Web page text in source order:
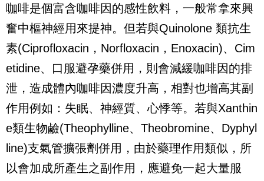
咖啡是個富含咖啡因的感性飲料，一般常拿來興
奮中樞神經用來提神。但若與Quinolone 類抗生
素(Ciprofloxacin，Norfloxacin，Enoxacin)、Cim
etidine、口服避孕藥併用，則會減緩咖啡因的排
泄，造成體內咖啡因濃度升高，相對也增高其副
作用例如：失眠、神經質、心悸等。若與Xanthin
e類生物鹼(Theophylline、Theobromine、Dyphyl
line)支氣管擴張劑併用，由於藥理作用類似，所
以會加成所產生之副作用，應避免一起大量服